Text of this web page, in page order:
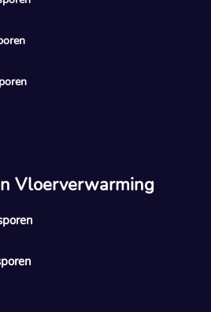
Vloerverwarming